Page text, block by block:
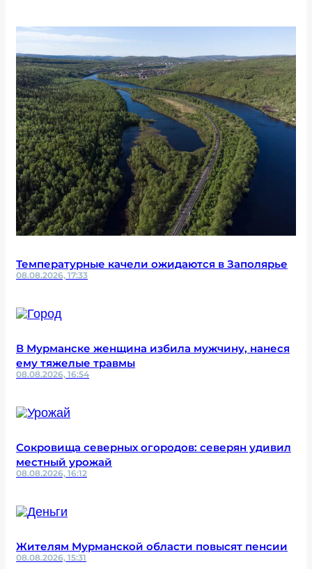
Температурные качели ожидаются в Заполярье
08.08.2026, 17:33
В Мурманске женщина избила мужчину, нанеся
ему тяжелые травмы
08.08.2026, 16:54
Сокровища северных огородов: северян удивил
местный урожай
08.08.2026, 16:12
Жителям Мурманской области повысят пенсии
08.08.2026, 15:31